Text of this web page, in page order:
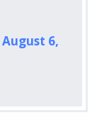
August 6,